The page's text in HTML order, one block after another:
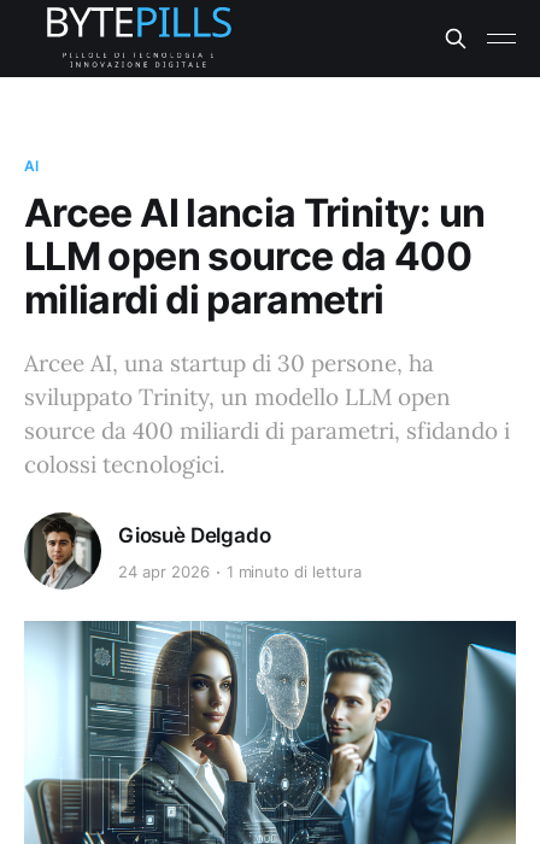
AI
Arcee AI lancia Trinity: un
LLM open source da 400
miliardi di parametri
Arcee AI, una startup di 30 persone, ha
sviluppato Trinity, un modello LLM open
source da 400 miliardi di parametri, sfidando i
colossi tecnologici.
Giosuè Delgado
24 apr 2026 1 minuto di lettura